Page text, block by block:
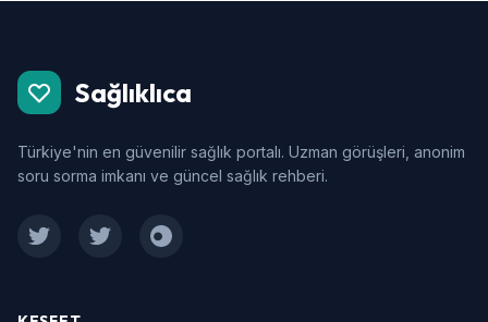
Sağlıklıca
Türkiye'nin en güvenilir sağlık portalı. Uzman görüşleri, anonim
soru sorma imkanı ve güncel sağlık rehberi.
FacebookTwitter Instagram